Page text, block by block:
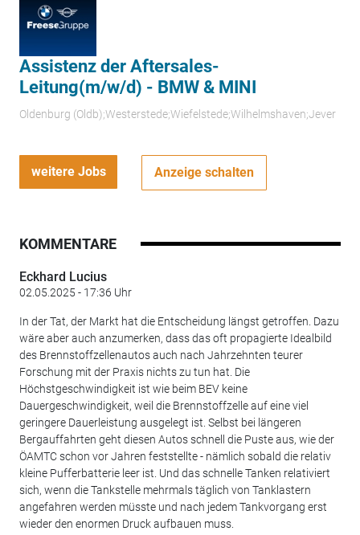
Assistenz der Aftersales-
Leitung(m/w/d) - BMW & MINI
Oldenburg (Oldb);Westerstede;Wiefelstede;Wilhelmshaven;Jever
weitere Jobs Anzeige schalten
KOMMENTARE
Eckhard Lucius
02.05.2025 - 17:36 Uhr
In der Tat, der Markt hat die Entscheidung längst getroffen. Dazu
wäre aber auch anzumerken, dass das oft propagierte Idealbild
des Brennstoffzellenautos auch nach Jahrzehnten teurer
Forschung mit der Praxis nichts zu tun hat. Die
Höchstgeschwindigkeit ist wie beim BEV keine
Dauergeschwindigkeit, weil die Brennstoffzelle auf eine viel
geringere Dauerleistung ausgelegt ist. Selbst bei längeren
Bergauffahrten geht diesen Autos schnell die Puste aus, wie der
ÖAMTC schon vor Jahren feststellte - nämlich sobald die relativ
kleine Pufferbatterie leer ist. Und das schnelle Tanken relativiert
sich, wenn die Tankstelle mehrmals täglich von Tanklastern
angefahren werden müsste und nach jedem Tankvorgang erst
wieder den enormen Druck aufbauen muss.